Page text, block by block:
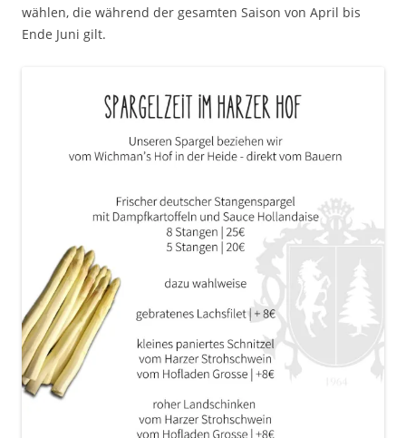
wählen, die während der gesamten Saison von April bis
Ende Juni gilt.